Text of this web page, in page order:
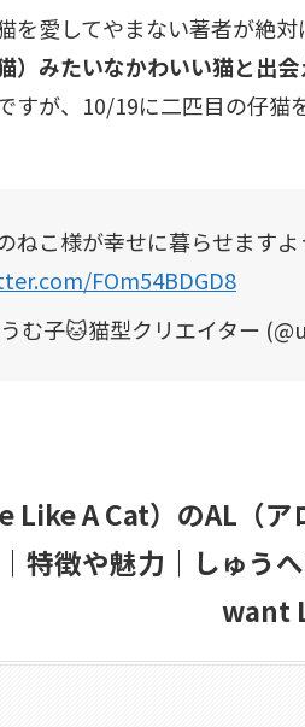
を愛してやまない著者が絶
）みたいなかわいい猫と出
すが、10/19に二匹目の仔猫
ねこ様が幸せに暮らせます
FOm54BDGD8
む子🐱猫型クリエイター
Like A Cat）のAL（
特徴や魅力｜しゅう
want